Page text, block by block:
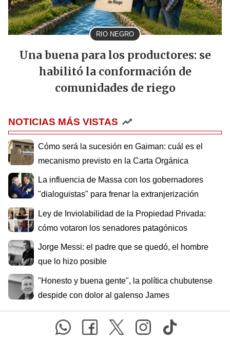
RIO NEGRO
Una buena para los productores: se
habilitó la conformación de
comunidades de riego
NOTICIAS MÁS VISTAS
Cómo será la sucesión en Gaiman: cuál es el
mecanismo previsto en la Carta Orgánica
La influencia de Massa con los gobernadores
"dialoguistas" para frenar la extranjerización
Ley de Inviolabilidad de la Propiedad Privada:
cómo votaron los senadores patagónicos
Jorge Messi: el padre que se quedó, el hombre
que lo hizo posible
"Honesto y buena gente", la política chubutense
despide con dolor al galenso James